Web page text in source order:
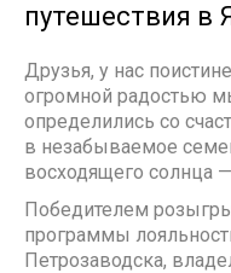
путешествия в
Друзья, у нас
огромной радостью
определились со
в незабываемое
восходящего солнца
Победителем
программы
Петрозаводска,